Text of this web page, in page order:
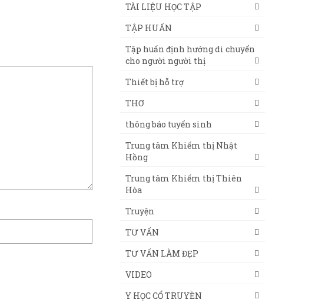
TÀI LIỆU HỌC TẬP
TẬP HUẤN
Tập huấn định hướng di chuyển
cho người người thị
Thiết bị hỗ trợ
THƠ
thông báo tuyển sinh
Trung tâm Khiếm thị Nhật
Hồng
Trung tâm Khiếm thị Thiên
Hòa
Truyện
TƯ VẤN
TƯ VẤN LÀM ĐẸP
VIDEO
Y HỌC CỔ TRUYỀN